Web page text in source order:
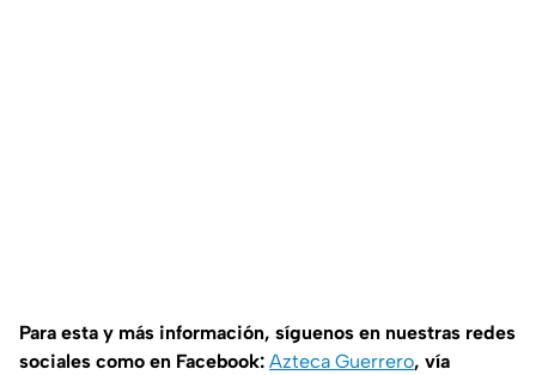
Para esta y más información, síguenos en nuestras redes
sociales como en Facebook: Azteca Guerrero, vía